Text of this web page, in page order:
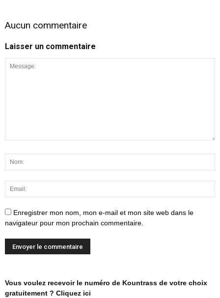
Aucun commentaire
Laisser un commentaire
Enregistrer mon nom, mon e-mail et mon site web dans le
navigateur pour mon prochain commentaire.
Vous voulez recevoir le numéro de Kountrass de votre choix
gratuitement ? Cliquez ici